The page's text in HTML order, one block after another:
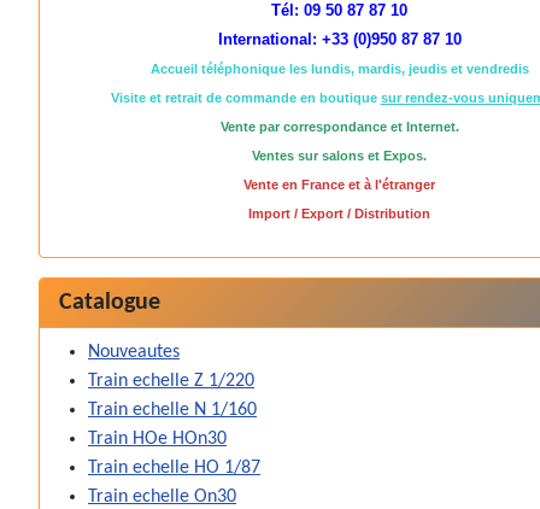
Tél: 09 50 87 87 10
International: +33 (0)950 87 87 10
Accueil téléphonique les lundis, mardis, jeudis et vendredis
Visite et retrait de commande en boutique sur rendez-vous
Vente par correspondance et Internet.
Ventes sur salons et Expos.
Vente en France et à l'étranger
Import / Export / Distribution
Catalogue
Nouveautes
Train echelle Z 1/220
Train echelle N 1/160
Train HOe HOn30
Train echelle HO 1/87
Train echelle On30